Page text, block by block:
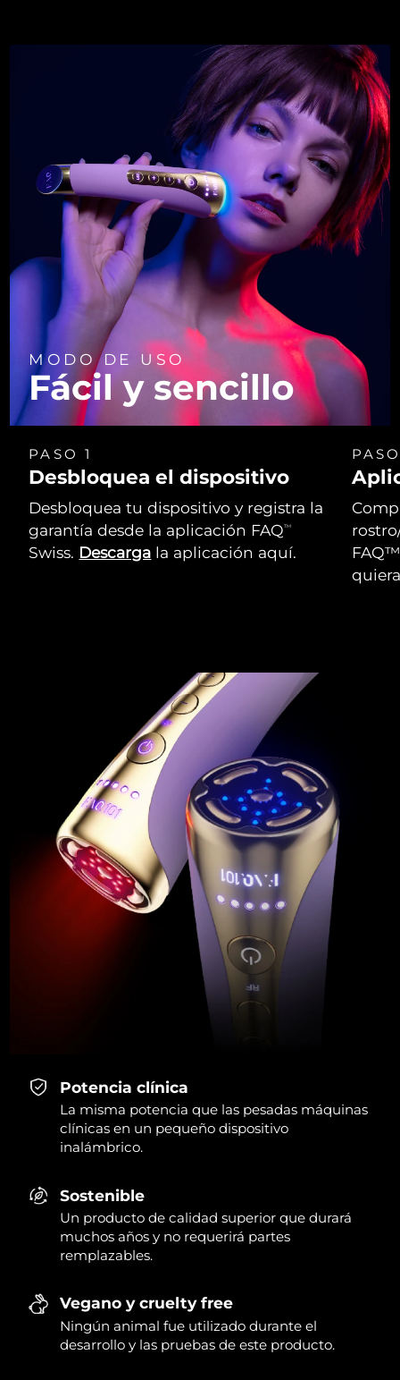
MODO DE USO
Fácil y sencillo
PASO 1
Desbloquea el dispositivo
Desbloquea tu dispositivo y registra la
garantía desde la aplicación FAQTM
Swiss. Descarga la aplicación aquí.
Potencia clínica
La misma potencia que las pesadas máquinas
clínicas en un pequeño dispositivo
inalámbrico.
Sostenible
Un producto de calidad superior que durará
muchos años y no requerirá partes
remplazables.
Vegano y cruelty free
Ningún animal fue utilizado durante el
desarrollo y las pruebas de este producto.